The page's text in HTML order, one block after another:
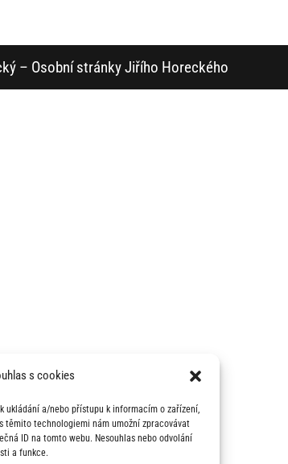
s cookies
ukládání a/nebo přístupu k informacím o zařízení,
těmito technologiemi nám umožní zpracovávat
ID na tomto webu. Nesouhlas nebo odvolání
a funkce.
– Osobní stránky Jiřího Horeckého